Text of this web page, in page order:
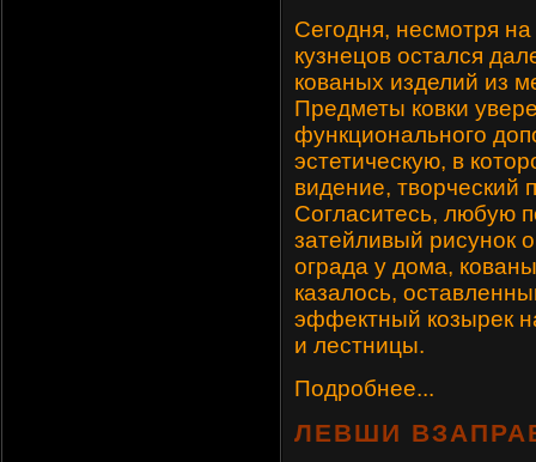
Сегодня, несмотря
кузнецов остался
кованых изделий из
Предметы ковки
функционального
эстетическую, в
видение, творческий
Согласитесь, любую
затейливый рисунок
ограда у дома,
казалось,
эффектный козырек
и лестницы.
Подробнее...
ЛЕВШИ